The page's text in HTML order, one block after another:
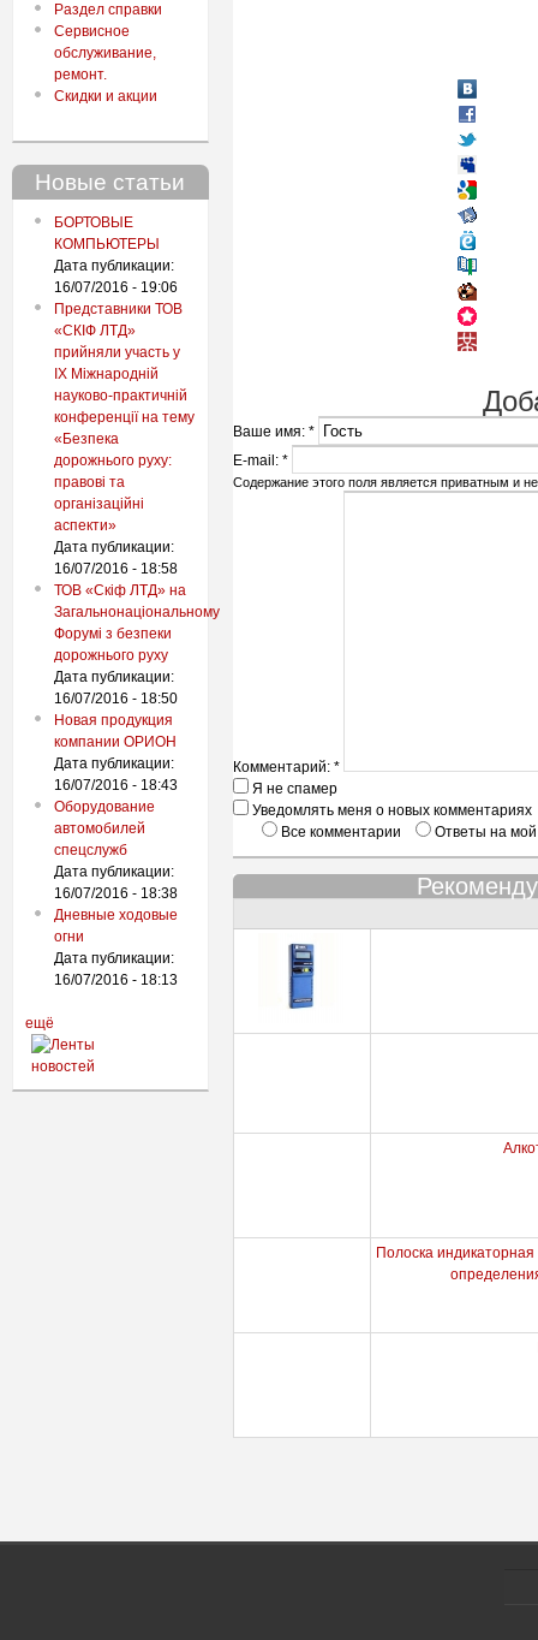
Раздел справки
Сервисное
обслуживание,
ремонт.
Скидки и акции
Новые статьи
БОРТОВЫЕ
КОМПЬЮТЕРЫ
Дата публикации:
16/07/2016 - 19:06
Представники ТОВ
«СКІФ ЛТД»
прийняли участь у
IX Міжнародній
науково-практичній
конференції на тему
«Безпека
дорожнього руху:
правові та
організаційні
аспекти»
Дата публикации:
16/07/2016 - 18:58
ТОВ «Скіф ЛТД» на
Загальнонаціональному
Форумі з безпеки
дорожнього руху
Дата публикации:
16/07/2016 - 18:50
Новая продукция
компании ОРИОН
Дата публикации:
16/07/2016 - 18:43
Оборудование
автомобилей
спецслужб
Дата публикации:
16/07/2016 - 18:38
Дневные ходовые
огни
Дата публикации:
16/07/2016 - 18:13
ещё
Ваше имя: *
E-mail: *
Содержание этого поля является приватным и
Комментарий: *
Я не спамер
Уведомлять меня о новых комментариях
Все комментарии
Ответы на мой
Полоска индикаторная